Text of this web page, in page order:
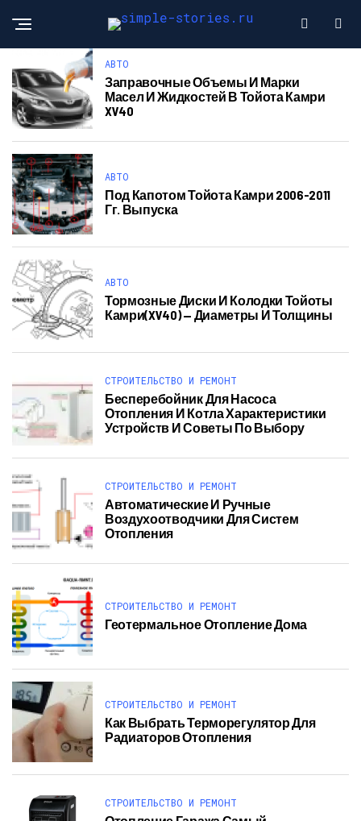
АВТО
Заправочные Объемы И Марки
Масел И Жидкостей В Тойота Камри
XV40
АВТО
Под Капотом Тойота Камри 2006-2011
Гг. Выпуска
АВТО
Тормозные Диски И Колодки Тойоты
Камри(XV40) — Диаметры И Толщины
СТРОИТЕЛЬСТВО И РЕМОНТ
Бесперебойник Для Насоса
Отопления И Котла Характеристики
Устройств И Советы По Выбору
СТРОИТЕЛЬСТВО И РЕМОНТ
Автоматические И Ручные
Воздухоотводчики Для Систем
Отопления
СТРОИТЕЛЬСТВО И РЕМОНТ
Геотермальное Отопление Дома
СТРОИТЕЛЬСТВО И РЕМОНТ
Как Выбрать Терморегулятор Для
Радиаторов Отопления
СТРОИТЕЛЬСТВО И РЕМОНТ